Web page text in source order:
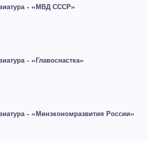
– «МВД СССР»
– «Главоснастка»
– «Минэкономразвития России»